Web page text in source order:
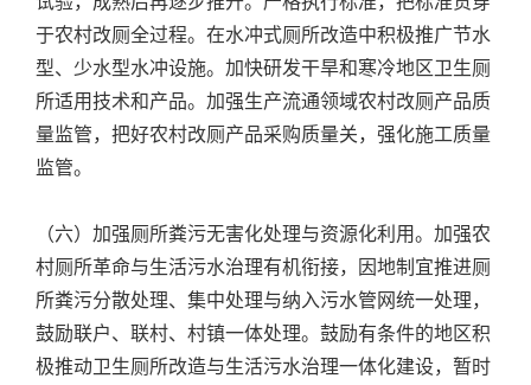
于农村改厕全过程。在水冲式厕所改造中积极推广节水
型、少水型水冲设施。加快研发干旱和寒冷地区卫生厕
所适用技术和产品。加强生产流通领域农村改厕产品质
量监管，把好农村改厕产品采购质量关，强化施工质量
监管。
（六）加强厕所粪污无害化处理与资源化利用。加强农
村厕所革命与生活污水治理有机衔接，因地制宜推进厕
所粪污分散处理、集中处理与纳入污水管网统一处理，
鼓励联户、联村、村镇一体处理。鼓励有条件的地区积
极推动卫生厕所改造与生活污水治理一体化建设，暂时